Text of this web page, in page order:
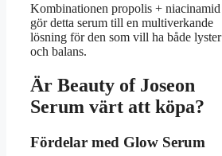
Kombinationen propolis + niacinamid
gör detta serum till en multiverkande
lösning för den som vill ha både lyster
och balans.
Är Beauty of Joseon
Serum värt att köpa?
Fördelar med Glow Serum